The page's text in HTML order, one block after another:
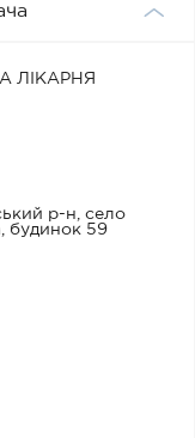
ЛІКАРНЯ
р-н, село
будинок 59